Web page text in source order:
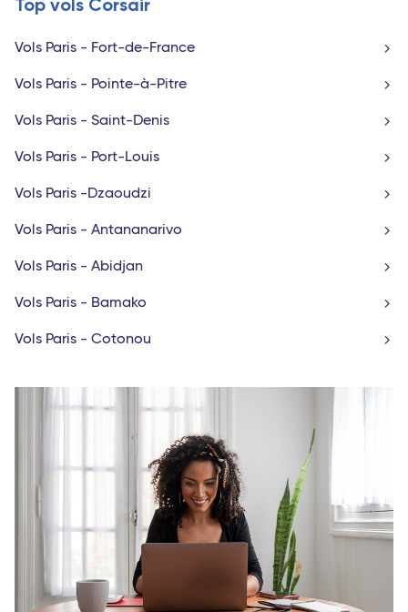
Top vols Corsair
Vols Paris - Fort-de-France
Vols Paris - Pointe-à-Pitre
Vols Paris - Saint-Denis
Vols Paris - Port-Louis
Vols Paris -Dzaoudzi
Vols Paris - Antananarivo
Vols Paris - Abidjan
Vols Paris - Bamako
Vols Paris - Cotonou